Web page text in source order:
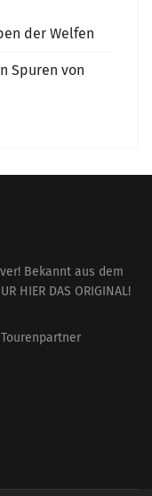
der Welfen
Spuren von
Bekannt aus dem
HIER DAS ORIGINAL!